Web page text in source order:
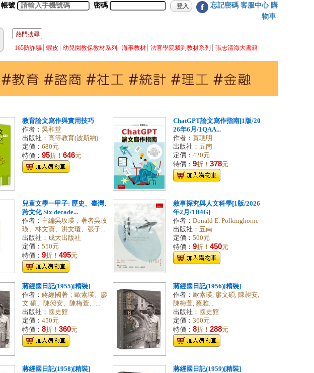
帳號 密碼 f 忘記密碼 客服中心 購
物車
熱門搜尋
165防詐騙
蝦皮 幼兒園教保教材系列 海事教材 法官學院裁判教材系列 張志清海大書籍
教育論文寫作與實用技巧
作者： 吳和堂
出版社： 高等教育(波斯納)
定價： 680元
特價： 95折！ 646元
ChatGPT論文寫作指南[1版/20
26年6月/1QAA...
作者： 黃聰明
出版社： 五南
定價： 420元
特價： 9折！ 378元
兒童文學一甲子: 歷史、臺灣、
跨文化 Six decade...
作者： 主編吳玫瑛，著者吳玫
瑛、林文寶、洪文瓊、張子...
出版社： 成大出版社
定價： 550元
特價： 9折！ 495元
敘事探究與人文科學[1版/2026
年2月/1B4G]
作者： Donald E. Polkinghorne
出版社： 五南
定價： 500元
特價： 9折！ 450元
蔣經國日記(1955)[精裝]
作者： 蔣經國著；歐素瑛、廖
文 碩、陳昶安、陳梅萱、...
出版社： 國史館
定價： 450元
特價： 8折！ 360元
蔣經國日記(1956)[精裝]
作者： 歐素瑛, 廖文碩, 陳昶安,
陳梅萱, 蔡雅...
出版社： 國史館
定價： 360元
特價： 8折！ 288元
蔣經國日記(1958)[精裝]
蔣經國日記(1959)[精裝]